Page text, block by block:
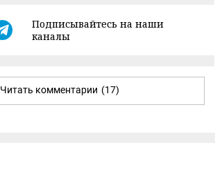
Подписывайтесь на наши
каналы
Читать комментарии (17)